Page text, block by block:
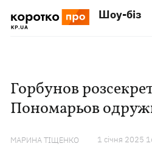
Шоу-біз
Горбунов
Пономарьов
МАРИНА ТІЩЕНКО 1 сiчня 2025